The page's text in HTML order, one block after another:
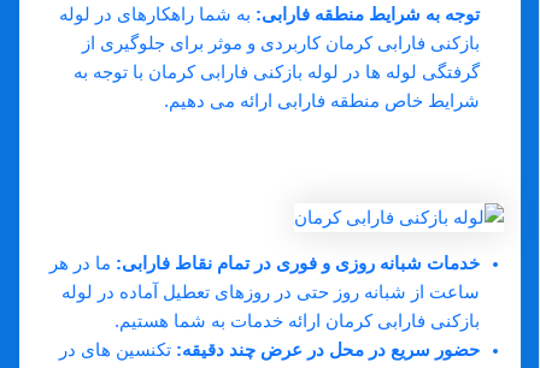
توجه به شرایط منطقه فارابی: به شما راهکارهای در لوله
بازکنی فارابی کرمان کاربردی و موثر برای جلوگیری از
گرفتگی لوله ها در لوله بازکنی فارابی کرمان با توجه به
شرایط خاص منطقه فارابی ارائه می دهیم.
خدمات شبانه روزی و فوری در تمام نقاط فارابی: ما در هر
ساعت از شبانه روز حتی در روزهای تعطیل آماده در لوله
بازکنی فارابی کرمان ارائه خدمات به شما هستیم.
حضور سریع در محل در عرض چند دقیقه: تکنسین های در